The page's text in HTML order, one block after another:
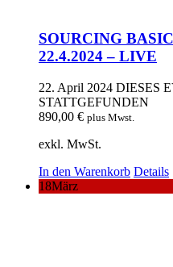
SOURCING
22.4.2024 – LIVE
22. April 2024 DIESES
STATTGEFUNDEN
890,00 € plus Mwst.
exkl. MwSt.
In den Warenkorb Details
18März